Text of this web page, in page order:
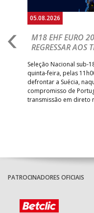
05.08.2026
M18 EHF EURO
REGRESSAR AOS
Seleção Nacional sub-
quinta-feira, pelas
defrontar a Suécia,
compromisso de
transmissão em direto
PATROCINADORES OFICIAIS